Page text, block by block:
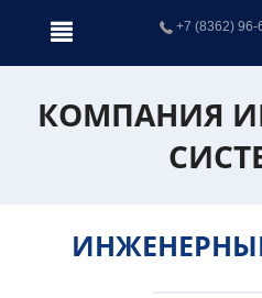
+7 (8362) 96-
КОМПАНИЯ